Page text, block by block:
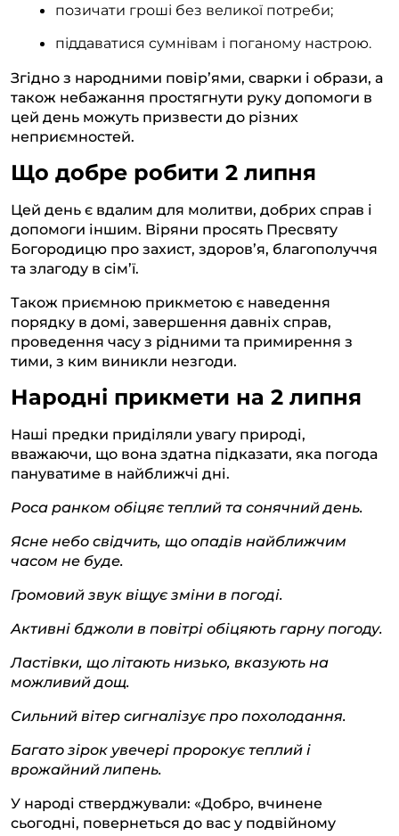
позичати гроші без великої потреби;
піддаватися сумнівам і поганому настрою.
Згідно з народними повір’ями, сварки і образи, а
також небажання простягнути руку допомоги в
цей день можуть призвести до різних
неприємностей.
Що добре робити 2 липня
Цей день є вдалим для молитви, добрих справ і
допомоги іншим. Віряни просять Пресвяту
Богородицю про захист, здоров’я, благополуччя
та злагоду в сім’ї.
Також приємною прикметою є наведення
порядку в домі, завершення давніх справ,
проведення часу з рідними та примирення з
тими, з ким виникли незгоди.
Народні прикмети на 2 липня
Наші предки приділяли увагу природі,
вважаючи, що вона здатна підказати, яка погода
пануватиме в найближчі дні.
Роса ранком обіцяє теплий та сонячний день.
Ясне небо свідчить, що опадів найближчим
часом не буде.
Громовий звук віщує зміни в погоді.
Активні бджоли в повітрі обіцяють гарну погоду.
Ластівки, що літають низько, вказують на
можливий дощ.
Сильний вітер сигналізує про похолодання.
Багато зірок увечері пророкує теплий і
врожайний липень.
У народі стверджували: «Добро, вчинене
сьогодні, повернеться до вас у подвійному